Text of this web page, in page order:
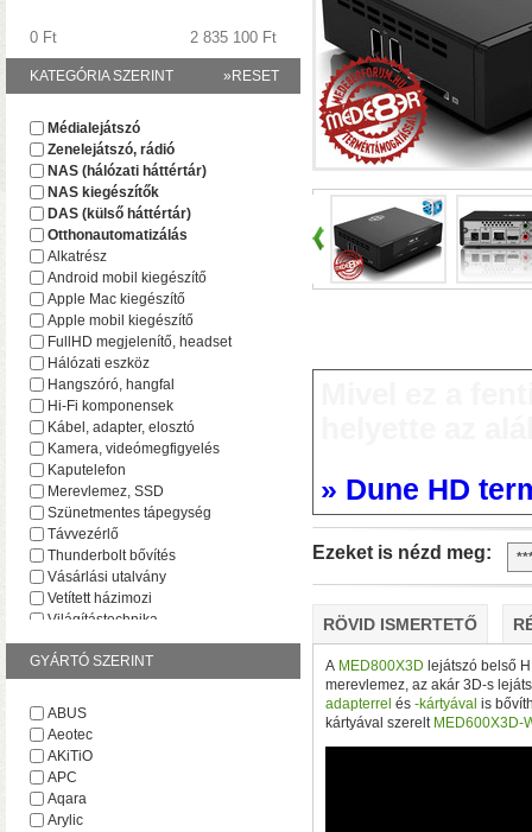
A TerraMaster-nél
F2-425 és F4-425
(16 GB-ig bővíthető!) •
(tárhely és/vagy cache)
» Dune HD
Ezeket is nézd meg:
RÖVID ISMERTETŐ
A MED800X3D lejátszó belső
merevlemez, az akár 3D-s
adapterrel és -kártyával is
kártyával szerelt MED600X3D-
0 Ft 2 835 100 Ft
»RESET
KATEGÓRIA SZERINT
Médialejátszó
Zenelejátszó, rádió
NAS (hálózati háttértár)
NAS kiegészítők
DAS (külső háttértár)
Otthonautomatizálás
Alkatrész
Android mobil kiegészítő
Apple Mac kiegészítő
Apple mobil kiegészítő
FullHD megjelenítő, headset
Hálózati eszköz
Hangszóró, hangfal
Hi-Fi komponensek
Kábel, adapter, elosztó
Kamera, videómegfigyelés
Kaputelefon
Merevlemez, SSD
Szünetmentes tápegység
Távvezérlő
Thunderbolt bővítés
Vásárlási utalvány
Vetített házimozi
Világítástechnika
GYÁRTÓ SZERINT
ABUS
Aeotec
AKiTiO
APC
Aqara
Arylic